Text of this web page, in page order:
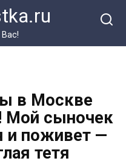
в Москве
Мой сыночек
и поживет —
тетя